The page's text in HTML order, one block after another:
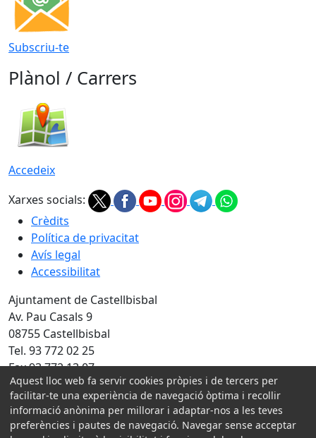
Subscriu-te
Plànol / Carrers
Accedeix
Xarxes socials:
Crèdits
Política de privacitat
Avís legal
Accessibilitat
Ajuntament de Castellbisbal
Av. Pau Casals 9
08755 Castellbisbal
Tel. 93 772 02 25
Fax 93 772 13 07
Amb la col·laboració de:
Aquest lloc web fa servir cookies pròpies i de tercers per
facilitar-te una experiència de navegació òptima i recollir
informació anònima per millorar i adaptar-nos a les teves
preferències i pautes de navegació. Navegar sense acceptar